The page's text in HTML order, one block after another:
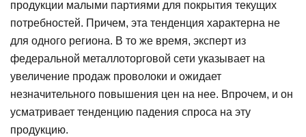
продукции малыми партиями для покрытия текущих
потребностей. Причем, эта тенденция характерна не
для одного региона. В то же время, эксперт из
федеральной металлоторговой сети указывает на
увеличение продаж проволоки и ожидает
незначительного повышения цен на нее. Впрочем, и он
усматривает тенденцию падения спроса на эту
продукцию.